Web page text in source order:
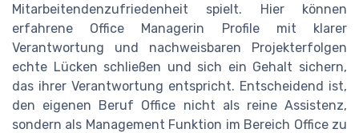
Mitarbeitendenzufriedenheit spielt. Hier können
erfahrene Office Managerin Profile mit klarer
Verantwortung und nachweisbaren Projekterfolgen
echte Lücken schließen und sich ein Gehalt sichern,
das ihrer Verantwortung entspricht. Entscheidend ist,
den eigenen Beruf Office nicht als reine Assistenz,
sondern als Management Funktion im Bereich Office zu